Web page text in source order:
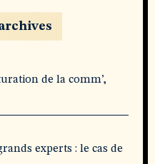
de la comm’,
experts : le cas de